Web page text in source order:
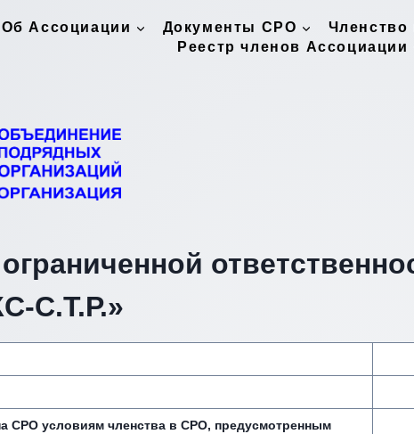
Об Ассоциации Документы СРО
Реестр членов Ассоциации
С.Т.Р.»
СРО условиям членства в СРО, предусмотренным